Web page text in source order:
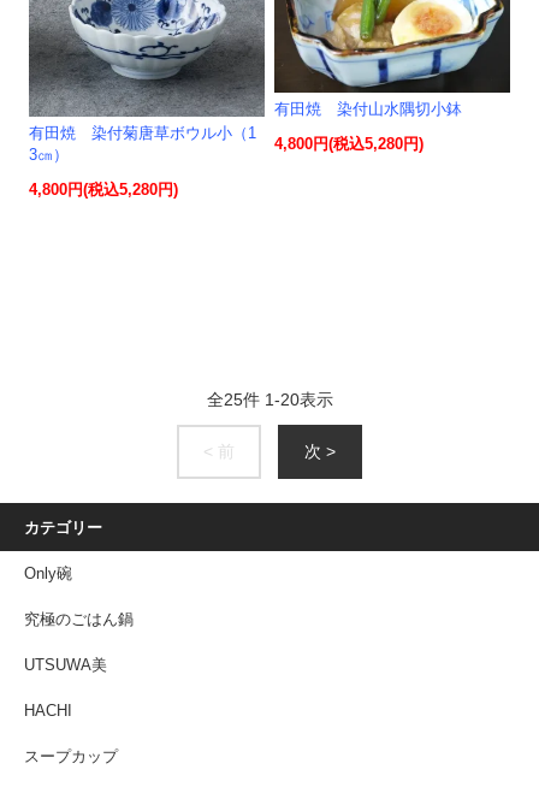
有田焼 染付菊唐草ボウル小（1
3㎝）
4,800円(税込5,280円)
有田焼 染付山水隅切小鉢
4,800円(税込5,280円)
全25件 1-20表示
< 前 次 >
カテゴリー
Only碗
究極のごはん鍋
UTSUWA美
HACHI
スープカップ